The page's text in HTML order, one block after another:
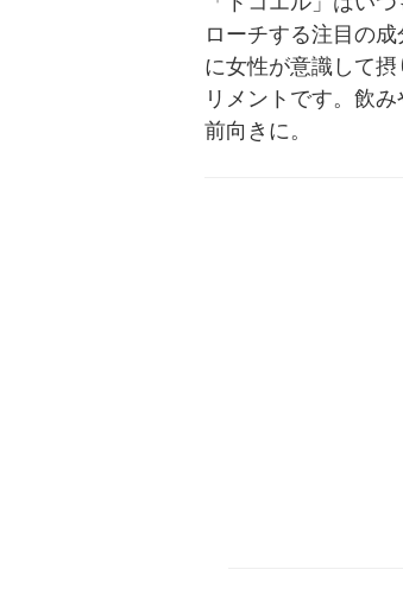
ローチする注目の
に女性が意識して
リメントです。飲
前向きに。